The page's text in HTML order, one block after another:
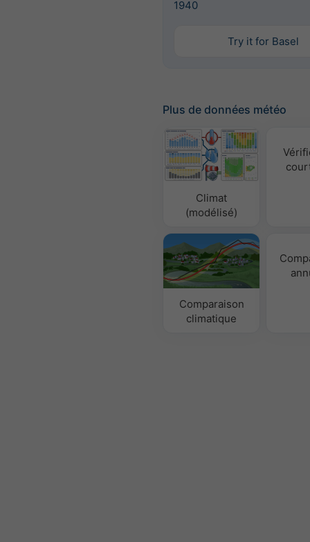
1940
Try it for Basel
Plus de données météo
Climat
(modélisé)
Comparaison
climatique